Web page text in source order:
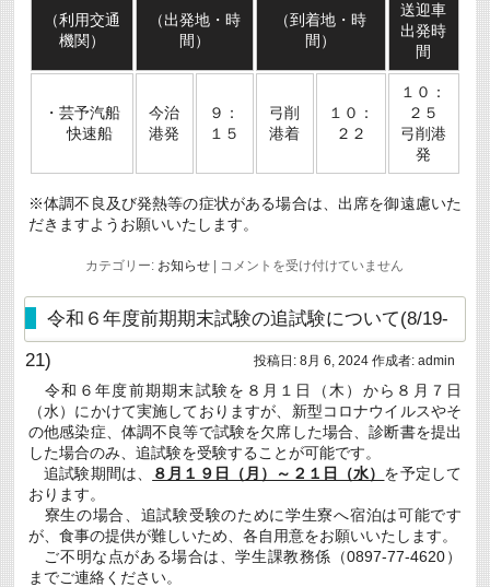
（利用交通
機関）
（出発地・時
間）
（到着地・時
間）
送迎車
出発時
間
・芸予汽船
快速船
今治
港発
９：
１５
弓削
港着
１０：
２２
１０：
２５
弓削港
発
※体調不良及び発熱等の症状がある場合は、出席を御遠慮いた
だきますようお願いいたします。
カテゴリー: お知らせ
令
６
年
度
商
科
卒
業
式・
専
攻
（海
上
輸
送
コメントを受け付けていません
令和６年度前期期末試験の追試験について(8/19-
21)
投稿日: 8月 6, 2024 作成者: admin
令和６年度前期期末試験を８月１日（木）から８月７日
（水）にかけて実施しておりますが、新型コロナウイルスやそ
の他感染症、体調不良等で試験を欠席した場合、診断書を提出
した場合のみ、追試験を受験することが可能です。
追試験期間は、
８月１９日（月）～２１日（水） を予定して
おります。
寮生の場合、追試験受験のために学生寮へ宿泊は可能です
が、食事の提供が難しいため、各自用意をお願いいたします。
ご不明な点がある場合は、学生課教務係（0897-77-4620）
までご連絡ください。